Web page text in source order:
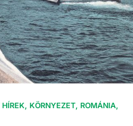
KÖRNYEZET ROMÁNIA